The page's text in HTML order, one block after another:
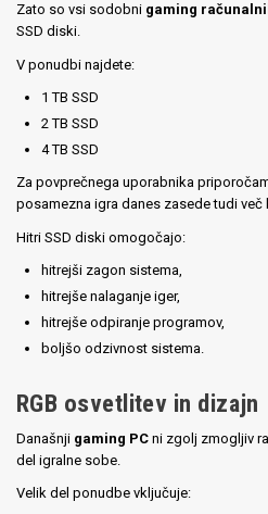
Zato so vsi sodobni gaming
SSD diski.
V ponudbi najdete:
1 TB SSD
2 TB SSD
4 TB SSD
Za povprečnega uporabnika
posamezna igra danes zasede tudi več
Hitri SSD diski omogočajo:
hitrejši zagon sistema,
hitrejše nalaganje iger,
hitrejše odpiranje programov,
boljšo odzivnost sistema.
RGB osvetlitev in dizajn
Današnji gaming PC ni zgolj zmogljiv
del igralne sobe.
Velik del ponudbe vključuje: